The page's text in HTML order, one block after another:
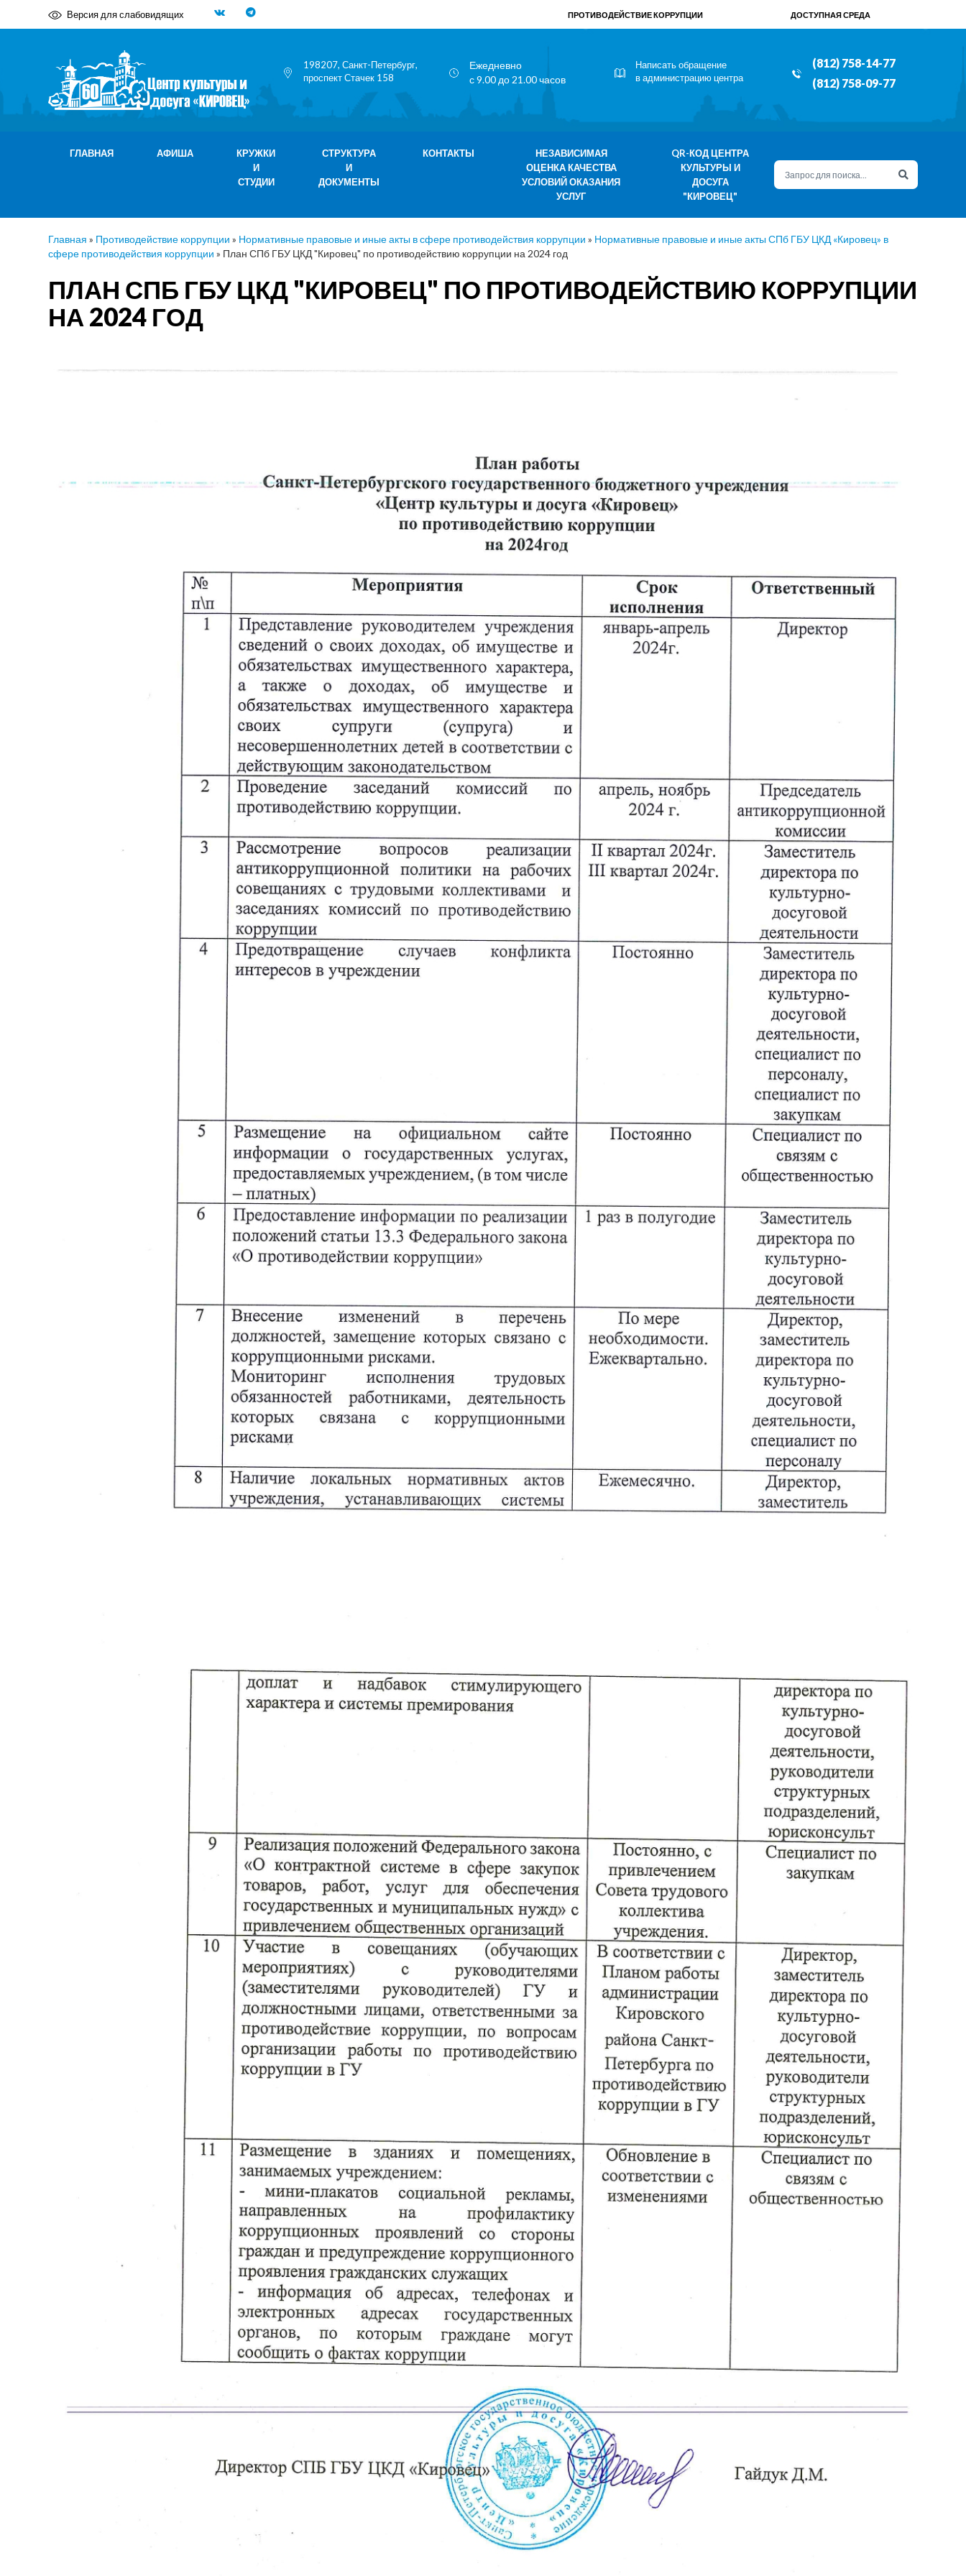
Версия для слабовидящих ПРОТИВОДЕЙСТВИЕ КОРРУПЦИИ ДОСТУПНАЯ СРЕДА
198207, Санкт-Петербург,
проспект Стачек 158
Ежедневно
с 9.00 до 21.00 часов
Написать обращение
в администрацию центра
(812) 758-14-77
(812) 758-09-77
ГЛАВНАЯ АФИША
КРУЖКИ
И
СТУДИИ
СТРУКТУРА
И
ДОКУМЕНТЫ
КОНТАКТЫ
НЕЗАВИСИМАЯ
ОЦЕНКА КАЧЕСТВА
УСЛОВИЙ ОКАЗАНИЯ
УСЛУГ
QR-КОД ЦЕНТРА
КУЛЬТУРЫ И
ДОСУГА
"КИРОВЕЦ"
Главная » Противодействие коррупции » Нормативные правовые и иные акты в сфере противодействия коррупции » Нормативные правовые и иные акты СПб ГБУ ЦКД «Кировец» в
сфере противодействия коррупции » План СПб ГБУ ЦКД "Кировец" по противодействию коррупции на 2024 год
ПЛАН СПБ ГБУ ЦКД "КИРОВЕЦ" ПО ПРОТИВОДЕЙСТВИЮ КОРРУПЦИИ
НА 2024 ГОД